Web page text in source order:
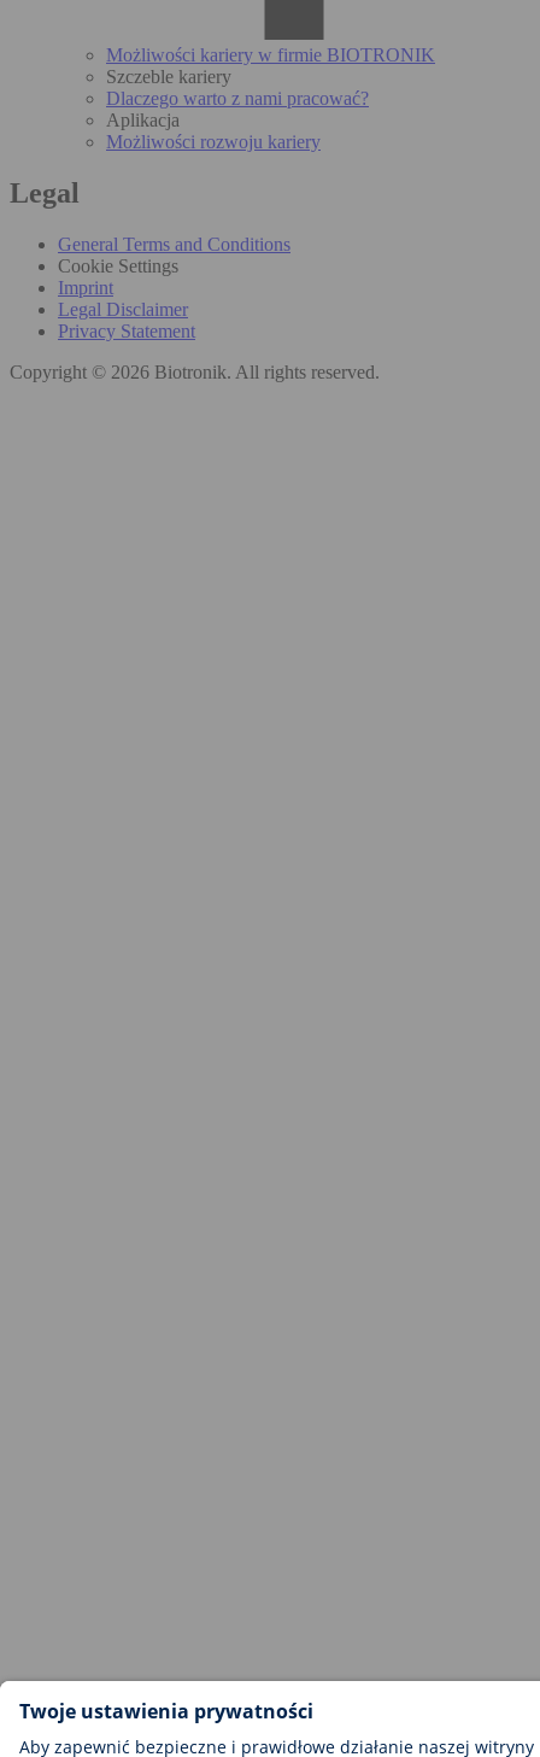
Możliwości kariery w firmie BIOTRONIK
Szczeble kariery
Dlaczego warto z nami pracować?
Aplikacja
Możliwości rozwoju kariery
Legal
General Terms and Conditions
Cookie Settings
Imprint
Legal Disclaimer
Privacy Statement
Copyright © 2026 Biotronik. All rights reserved.